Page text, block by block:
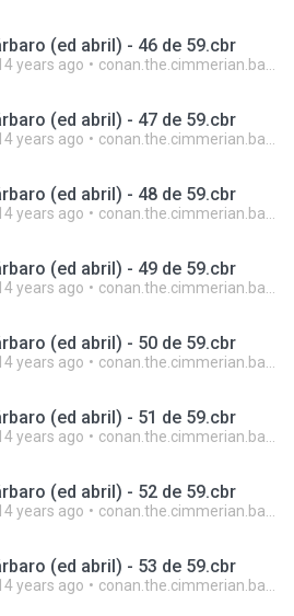
(ed abril) - 46 de 59.cbr
years ago conan.the.cimmerian.barbarian
(ed abril) - 47 de 59.cbr
years ago conan.the.cimmerian.barbarian
(ed abril) - 48 de 59.cbr
years ago conan.the.cimmerian.barbarian
(ed abril) - 49 de 59.cbr
years ago conan.the.cimmerian.barbarian
(ed abril) - 50 de 59.cbr
years ago conan.the.cimmerian.barbarian
(ed abril) - 51 de 59.cbr
years ago conan.the.cimmerian.barbarian
(ed abril) - 52 de 59.cbr
years ago conan.the.cimmerian.barbarian
(ed abril) - 53 de 59.cbr
years ago conan.the.cimmerian.barbarian